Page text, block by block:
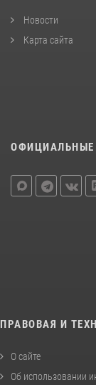
Новости
Карта сайта
ОФИЦИАЛЬНЫЕ
ПРАВОВАЯ И
О сайте
Об использовании